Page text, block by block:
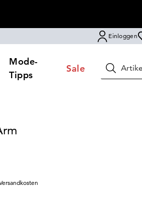
Einloggen
Mode-
Tipps
Sale Suchen